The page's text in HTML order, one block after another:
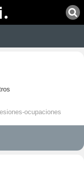
ocupaciones